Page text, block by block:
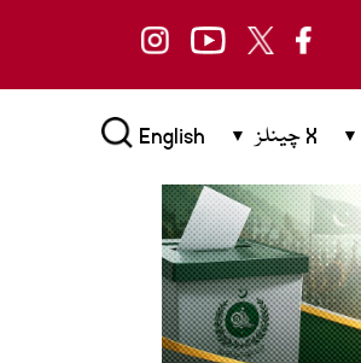
X چینلز English